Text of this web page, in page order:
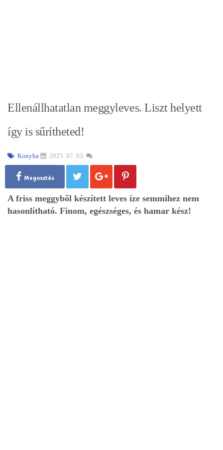
Ellenállhatatlan meggyleves. Liszt helyett
így is sűrítheted!
Konyha 2025. 07. 03.
Megosztás
A friss meggyből készített leves íze semmihez nem
hasonlítható. Finom, egészséges, és hamar kész!